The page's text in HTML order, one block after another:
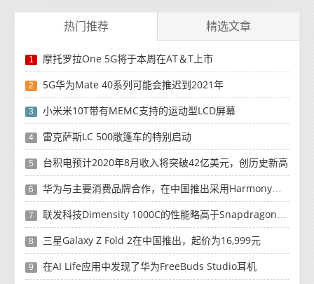
热门推荐 精选文章
1 摩托罗拉One 5G将于本周在AT＆T上市
2 5G华为Mate 40系列可能会推迟到2021年
3 小米米10T带有MEMC支持的运动型LCD屏幕
4 雷克萨斯LC 500敞篷车的特别启动
5 台积电预计2020年8月收入将突破42亿美元，创历史新高
6 华为与主要消费品牌合作，在中国推出采用HarmonyOS 2.0的智能家居产品
7 联发科技Dimensity 1000C的性能略高于Snapdragon 765G
8 三星Galaxy Z Fold 2在中国推出，起价为16,999元
9 在AI Life应用中发现了华为FreeBuds Studio耳机